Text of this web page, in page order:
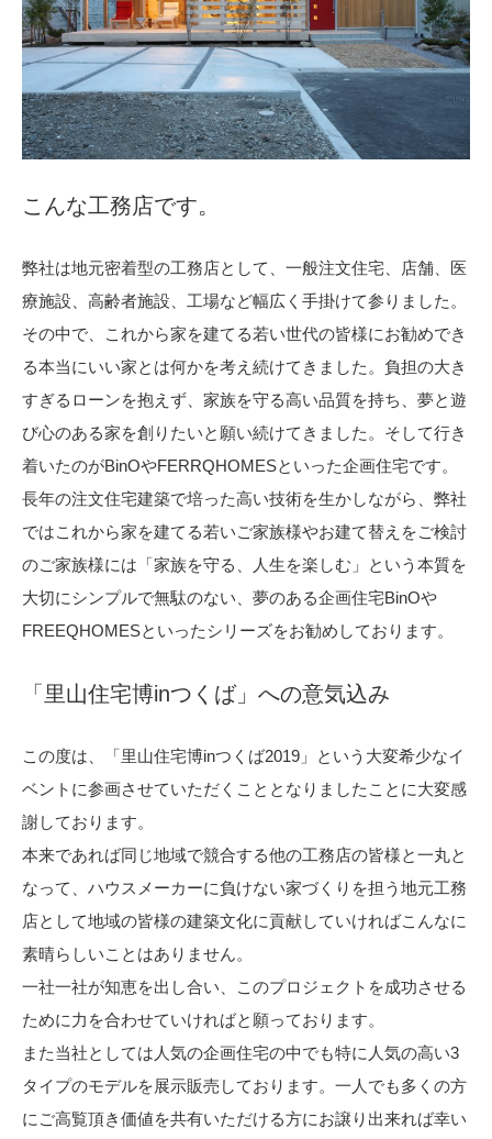
こんな工務店です。
弊社は地元密着型の工務店として、一般注文住宅、店舗、医
療施設、高齢者施設、工場など幅広く手掛けて参りました。
その中で、これから家を建てる若い世代の皆様にお勧めでき
る本当にいい家とは何かを考え続けてきました。負担の大き
すぎるローンを抱えず、家族を守る高い品質を持ち、夢と遊
び心のある家を創りたいと願い続けてきました。そして行き
着いたのがBinOやFERRQHOMESといった企画住宅です。
長年の注文住宅建築で培った高い技術を生かしながら、弊社
ではこれから家を建てる若いご家族様やお建て替えをご検討
のご家族様には「家族を守る、人生を楽しむ」という本質を
大切にシンプルで無駄のない、夢のある企画住宅BinOや
FREEQHOMESといったシリーズをお勧めしております。
「里山住宅博inつくば」への意気込み
この度は、「里山住宅博inつくば2019」という大変希少なイ
ベントに参画させていただくこととなりましたことに大変感
謝しております。
本来であれば同じ地域で競合する他の工務店の皆様と一丸と
なって、ハウスメーカーに負けない家づくりを担う地元工務
店として地域の皆様の建築文化に貢献していければこんなに
素晴らしいことはありません。
一社一社が知恵を出し合い、このプロジェクトを成功させる
ために力を合わせていければと願っております。
また当社としては人気の企画住宅の中でも特に人気の高い3
タイプのモデルを展示販売しております。一人でも多くの方
にご高覧頂き価値を共有いただける方にお譲り出来れば幸い